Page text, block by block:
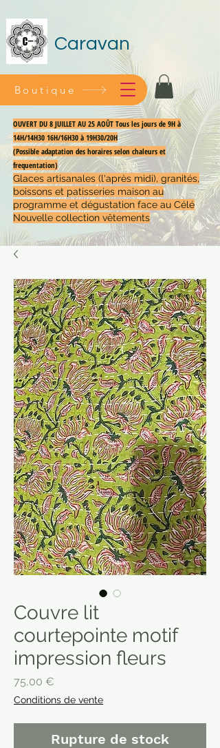
Caravan
OUVERT DU 8 JUILLET AU 25 AOÛT Tous les jours de 9H à
14H/14H30 16H/16H30 à 19H30/20H
(Possible adaptation des horaires selon chaleurs et
frequentation)
Glaces artisanales (l'après midi), granités,
boissons et patisseries maison au
programme et dégustation face au Célé
Nouvelle collection vêtements
Boutique
Couvre lit
courtepointe motif
impression fleurs
75,00 €
Conditions de vente
Rupture de stock